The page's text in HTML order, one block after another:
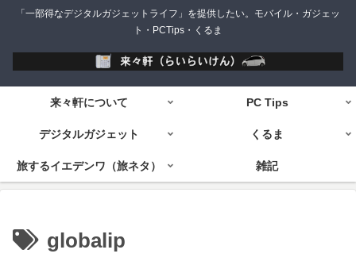
「一部得なデジタルガジェットライフ」を提供したい。モバイル・ガジェッ
ト・PCTips・くるま
来々軒について PC Tips
デジタルガジェット くるま
旅するイエデンワ（旅ネタ） 雑記
globalip